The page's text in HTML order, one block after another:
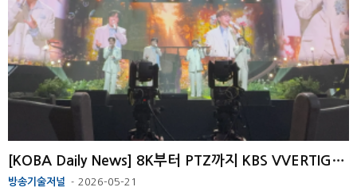
[KOBA Daily News] 8K부터 PTZ까지 KBS VVERTIGO팀의 K-POP 직캠 제작기
방송기술저널 - 2026-05-21